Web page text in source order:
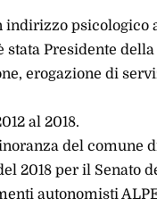
indirizzo psicologico
Presidente
erogazione di
al 2018.
del comune
2018 per il Senato
autonomisti